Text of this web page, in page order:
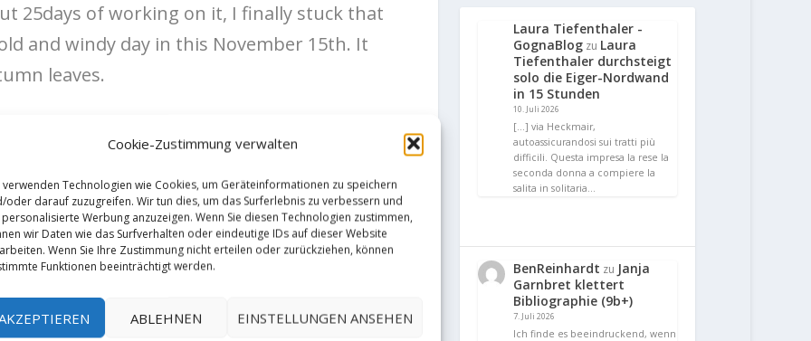
Cookie-Zustimmung verwalten
verwenden Technologien wie Cookies, um Geräteinformationen zu speichern
oder darauf zuzugreifen. Wir tun dies, um das Surferlebnis zu verbessern und
Werbung anzuzeigen. Wenn Sie diesen Technologien zustimmen,
wir Daten wie das Surfverhalten oder eindeutige IDs auf dieser Website
Wenn Sie Ihre Zustimmung nicht erteilen oder zurückziehen, können
Funktionen beeinträchtigt werden.
ABLEHNEN EINSTELLUNGEN ANSEHEN
25days of working on it, I finally stuck that
and windy day in this November 15th. It
leaves.
Rise(昇) are same pronunciation. We
of control by yourself. I think it is not
me this. I would love to finish the
many things to climb in Japan!“
Laura Tiefenthaler -
GognaBlog zu Laura
Tiefenthaler durchsteigt
solo die Eiger-Nordwand
in 15 Stunden
10. Juli 2026
[…] via Heckmair,
autoassicurandosi sui tratti più
difficili. Questa impresa la rese la
seconda donna a compiere la
salita in solitaria…
BenReinhardt zu Janja
Garnbret klettert
Bibliographie (9b+)
7. Juli 2026
Ich finde es beeindruckend, wenn